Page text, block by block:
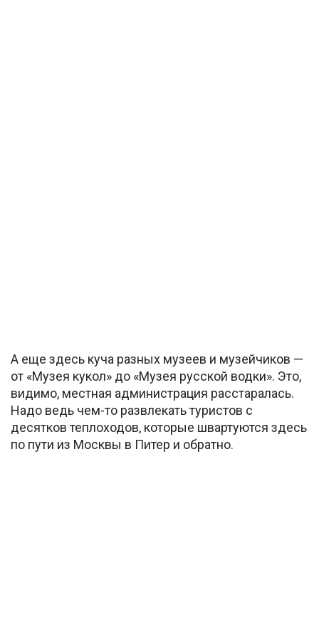
А еще здесь куча разных музеев и музейчиков —
от «Музея кукол» до «Музея русской водки». Это,
видимо, местная администрация расстаралась.
Надо ведь чем-то развлекать туристов с
десятков теплоходов, которые швартуются здесь
по пути из Москвы в Питер и обратно.